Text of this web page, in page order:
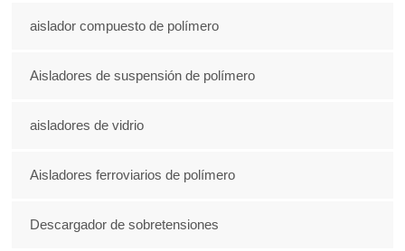
aislador compuesto de polímero
Aisladores de suspensión de polímero
aisladores de vidrio
Aisladores ferroviarios de polímero
Descargador de sobretensiones